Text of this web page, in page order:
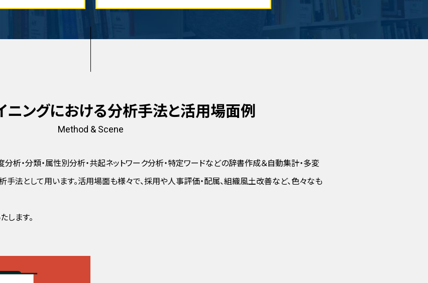
ニングにおける分析手法と活用場面例
Method & Scene
分析・分類・属性別分析・共起ネットワーク分析・特定ワードなどの辞書作成＆自動集計・多変
法として用います。活用場面も様々で、採用や人事評価・配属、組織風土改善など、色々なも
ます。